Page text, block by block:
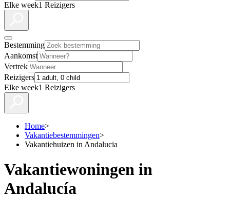
Elke week1 Reizigers
Bestemming
Aankomst
Vertrek
Reizigers
Elke week1 Reizigers
Home>
Vakantiebestemmingen>
Vakantiehuizen in Andalucia
Vakantiewoningen in
Andalucía